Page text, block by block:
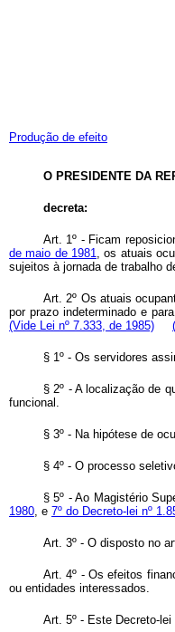
Produção de efeito
O PRESIDENTE DA
decreta:
Art. 1º - Ficam
de maio de 1981, os atuais
sujeitos à jornada de trabalho
Art. 2º Os atuais
por prazo indeterminado e
(Vide Lei nº 7.333, de 1985)
§ 1º - Os servidores
§ 2º - A localização de
funcional.
§ 3º - Na hipótese de
§ 4º - O processo
§ 5º - Ao Magistério
1980, e 7º do Decreto-lei nº
Art. 3º - O disposto no
Art. 4º - Os efeitos
ou entidades interessados.
Art. 5º - Este Decreto-